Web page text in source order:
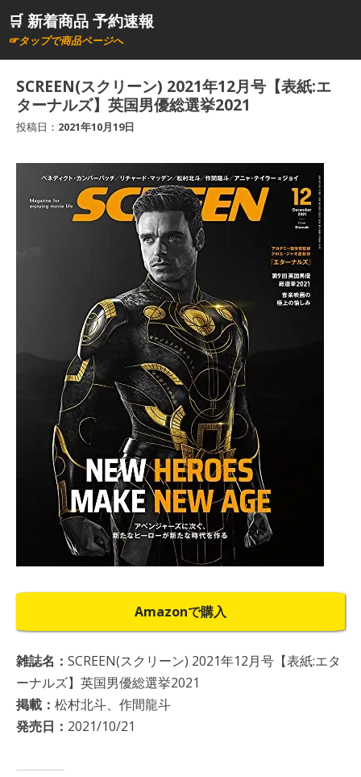
ン🛒 新着商品 予約速報
☞タップで商品ページへ
SCREEN(スクリーン) 2021年12月号【表紙:エ
ターナルズ】英国男優総選挙2021
投稿日： 2021年10月19日
Amazonで購入
雑誌名： SCREEN(スクリーン) 2021年12月号【表紙:エタ
ーナルズ】英国男優総選挙2021
掲載： 松村北斗、作間龍斗
発売日： 2021/10/21